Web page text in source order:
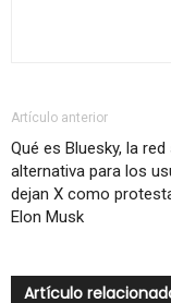
Artículo anterior
Qué es Bluesky, la
alternativa para los
dejan X como
Elon Musk
Artículo